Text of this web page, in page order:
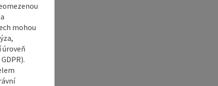
mohou
úroveň